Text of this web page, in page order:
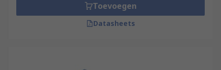
Toevoegen
Datasheets